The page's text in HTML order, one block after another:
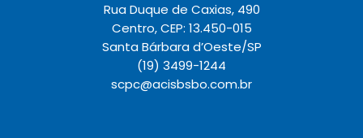
Rua Duque de Caxias, 490
Centro, CEP: 13.450-015
Santa Bárbara d’Oeste/SP
(19) 3499-1244
scpc@acisbsbo.com.br